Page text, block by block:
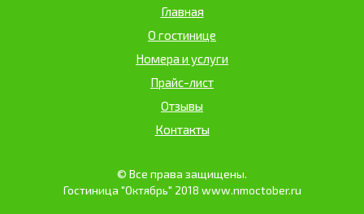
Главная
О гостинице
Номера и услуги
Прайс-лист
Отзывы
Контакты
© Все права защищены.
Гостиница "Октябрь" 2018 www.nmoctober.ru